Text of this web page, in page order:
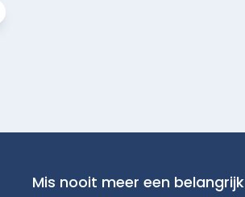
Mis nooit meer een belangrijk